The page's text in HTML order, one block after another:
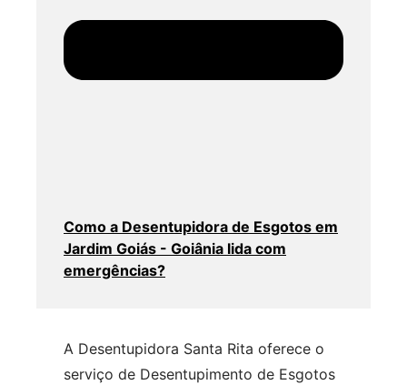
Como a Desentupidora de Esgotos em
Jardim Goiás - Goiânia lida com
emergências?
A Desentupidora Santa Rita oferece o
serviço de Desentupimento de Esgotos